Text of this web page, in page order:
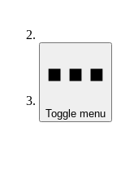
Toggle menu